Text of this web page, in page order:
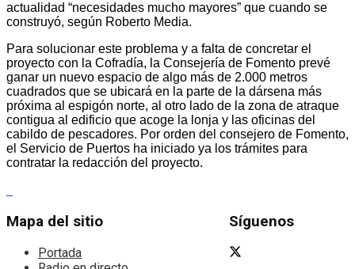
actualidad “necesidades mucho mayores” que cuando se
construyó, según Roberto Media.
Para solucionar este problema y a falta de concretar el
proyecto con la Cofradía, la Consejería de Fomento prevé
ganar un nuevo espacio de algo más de 2.000 metros
cuadrados que se ubicará en la parte de la dársena más
próxima al espigón norte, al otro lado de la zona de atraque
contigua al edificio que acoge la lonja y las oficinas del
cabildo de pescadores. Por orden del consejero de Fomento,
el Servicio de Puertos ha iniciado ya los trámites para
contratar la redacción del proyecto.
Mapa del sitio
Portada
Síguenos